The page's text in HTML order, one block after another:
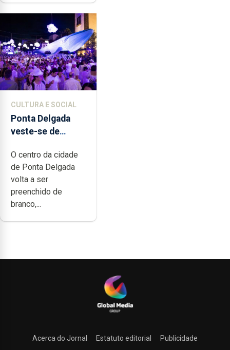
CULTURA E SOCIAL
Ponta Delgada
veste-se de
O centro da cidade
de Ponta Delgada
volta a ser
preenchido de
branco,...
Acerca do Jornal Estatuto editorial Publicidade